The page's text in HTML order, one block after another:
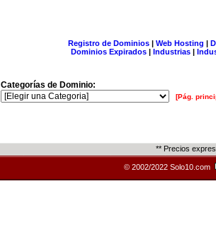
Registro de Dominios| Web Hosting |
Dominios Expirados | Industrias |
Categorías de Dominio:
[Pág.
** Precios
© 2002/2022 Solo10.com